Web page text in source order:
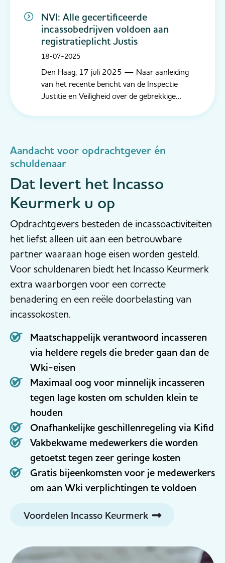
dit onderzoek actief, omdat we het van groot
belang vinden dat onze leden bijdragen aan een
volledig en representatief beel...
NVI: Alle gecertificeerde
incassobedrijven voldoen aan
registratieplicht Justis
18-07-2025
Den Haag, 17 juli 2025 — Naar aanleiding
van het recente bericht van de Inspectie
Justitie en Veiligheid over de gebrekkige
dat haar leden wèl volledig voldoen aan de reg...
Aandacht voor opdrachtgever én
schuldenaar
Dat levert het Incasso
Keurmerk u op
Opdrachtgevers besteden de incassoactiviteiten
het liefst alleen uit aan een betrouwbare
partner waaraan hoge eisen worden gesteld.
Voor schuldenaren biedt het Incasso Keurmerk
extra waarborgen voor een correcte
benadering en een reële doorbelasting van
incassokosten.
Maatschappelijk verantwoord incasseren
via heldere regels die breder gaan dan de
Wki-eisen
Maximaal oog voor minnelijk incasseren
tegen lage kosten om schulden klein te
houden
Onafhankelijke geschillenregeling via Kifid
Vakbekwame medewerkers die worden
getoetst tegen zeer geringe kosten
Gratis bijeenkomsten voor je medewerkers
om aan Wki verplichtingen te voldoen
Voordelen Incasso Keurmerk